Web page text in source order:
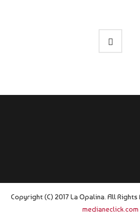
Copyright (C) 2017 La Opalina. All
medianeclick.com